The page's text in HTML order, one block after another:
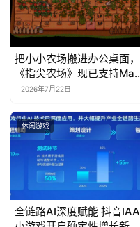
把小小农场搬进办公桌面，
《指尖农场》现已支持Mac
系统！
2026年7月22日
休闲游戏
全链路AI深度赋能 抖音IAA